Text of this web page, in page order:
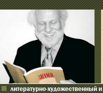
литературно-художественный